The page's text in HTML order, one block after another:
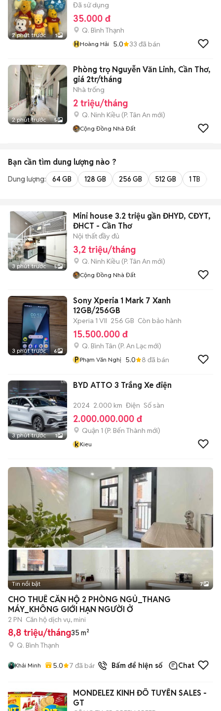
2 phút trước 1
Đã sử dụng
35.000 đ
Q. Bình Thạnh
HHoàng Hải 5.0 33 đã bán
2 phút trước 5
Phòng trọ Nguyễn Văn Linh, Cần Thơ,
giá 2tr/tháng
Nhà trống
2 triệu/tháng
Q. Ninh Kiều (P. Tân An mới)
Cộng Đồng Nhà Đất
Bạn cần tìm dung lượng nào ?
Dung lượng: 64 GB 128 GB 256 GB 512 GB 1 TB
3 phút trước 5
Mini house 3.2 triệu gần ĐHYD, CĐYT,
ĐHCT - Cần Thơ
Nội thất đầy đủ
3,2 triệu/tháng
Q. Ninh Kiều (P. Tân An mới)
Cộng Đồng Nhà Đất
3 phút trước 6
Sony Xperia 1 Mark 7 Xanh
12GB/256GB
Xperia 1 VII 256 GB Còn bảo hành
15.500.000 đ
Q. Bình Tân (P. An Lạc mới)
P Phạm Văn Nghị 5.0 8 đã bán
3 phút trước 1
BYD ATTO 3 Trắng Xe điện
2024 2.000 km Điện Số sàn
2.000.000.000 đ
Quận 1 (P. Bến Thành mới)
k Kieu
+2
Tin nổi bật 7
CHO THUÊ CĂN HỘ 2 PHÒNG NGỦ_THANG
MÁY_KHÔNG GIỚI HẠN NGƯỜI Ở
2 PN Căn hộ dịch vụ, mini
8,8 triệu/tháng35 m²
Q. Bình Thạnh
Khải Minh 5.0 7 đã bán Bấm để hiện số Chat
MONDELEZ KINH ĐÔ TUYỂN SALES -
GT